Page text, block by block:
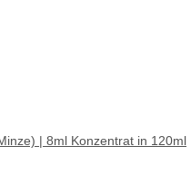
| 8ml Konzentrat in 120ml